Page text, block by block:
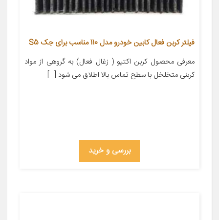
فیلتر کربن فعال کابین خودرو مدل 110 مناسب برای جک S5
معرفی محصول کربن اکتیو ( زغال فعال) به گروهی از مواد
کربنی متخلخل با سطح تماس بالا اطلاق می شود […]
بررسی و خرید